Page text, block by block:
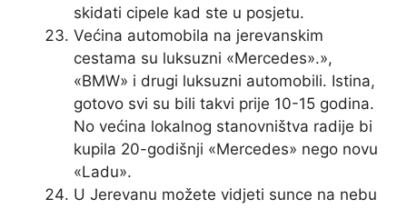
skidati cipele kad ste u posjetu.
Većina automobila na jerevanskim
cestama su luksuzni «Mercedes».»,
«BMW» i drugi luksuzni automobili. Istina,
gotovo svi su bili takvi prije 10-15 godina.
No većina lokalnog stanovništva radije bi
kupila 20-godišnji «Mercedes» nego novu
«Ladu».
U Jerevanu možete vidjeti sunce na nebu